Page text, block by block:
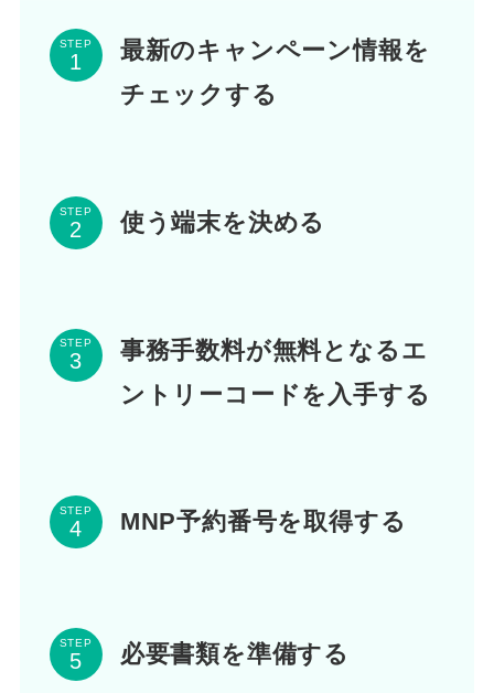
STEP
最新のキャンペーン情報を
チェックする
STEP 使う端末を決める
STEP
事務手数料が無料となるエ
ントリーコードを入手する
STEP MNP予約番号を取得する
STEP 必要書類を準備する